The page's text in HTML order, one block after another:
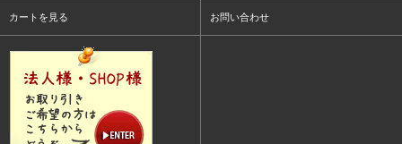
カートを見る お問い合わせ